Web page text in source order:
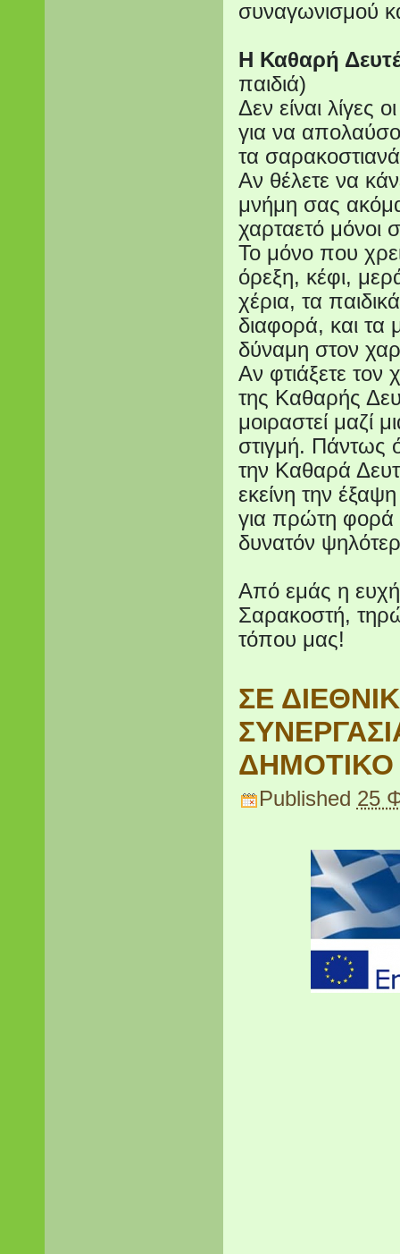
συναγωνισμού
Η Καθαρή
παιδιά)
Δεν είναι λίγες
για να
τα
Αν θέλετε να
μνήμη σας
χαρταετό μόνοι
Το μόνο που
όρεξη, κέφι,
χέρια, τα
διαφορά, και τα
δύναμη στον
Αν φτιάξετε τον
της Καθαρής
μοιραστεί μαζί
στιγμή. Πάντως
την Καθαρά
εκείνη την
για πρώτη φορά
δυνατόν
Από εμάς η ευχή
Σαρακοστή,
τόπου μας!
ΣΕ
ΔΗΜΟΤΙΚΟ
Published 25